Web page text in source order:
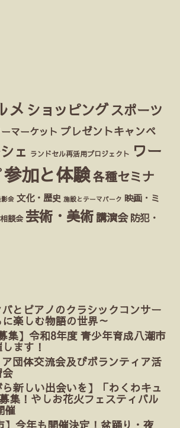
メ ショッピングスポーツ
マーケット プレゼントキャンペ
ェ ランドセル再活用プロジェクト ワー
参加と体験各種セミナ
会 文化・歴史 施設とテーマパーク 映画・ミ
相談会 芸術・美術 講演会 防犯・
とピアノのクラシックコンサー
楽しむ物語の世界～
集】令和8年度 青少年育成八潮市
ます！
団体交流会及びボランティア活
ら新しい出会いを】「わくわキュ
集！やしお花火フェスティバル
催
】今年も開催決定！盆踊り・夜